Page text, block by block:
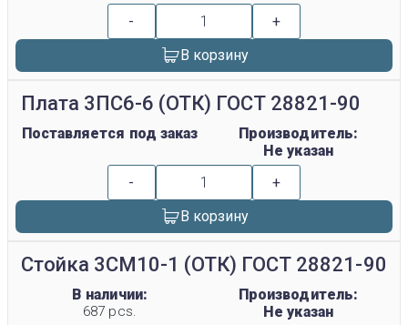
-
+
В корзину
Плата 3ПС6-6 (ОТК) ГОСТ 28821-90
Поставляется под заказ
Производитель:
Не указан
-
+
В корзину
Стойка 3СМ10-1 (ОТК) ГОСТ 28821-90
В наличии:
687 pcs.
Производитель:
Не указан